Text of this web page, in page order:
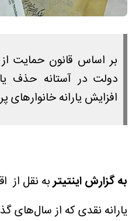
بر اساس قانون حمایت
دولت در آستانه حذف
افزایش یارانه خانوار‌های
به گزارش اینتیتربه نقل از
یارانه نقدی که از سال‌های